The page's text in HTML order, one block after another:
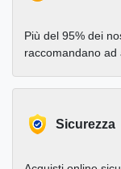
Più del 95% dei
raccomandano ad
Sicurezza